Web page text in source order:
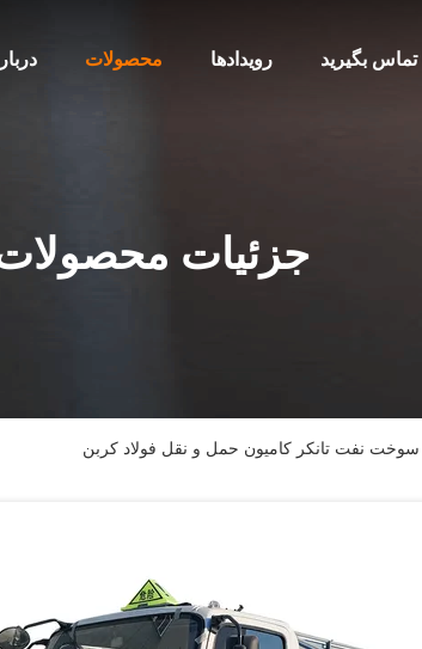
محصولات رویدادها تماس بگیرید
جزئیات